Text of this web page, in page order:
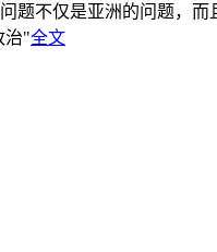
题不仅是亚洲的问题，
治"全文